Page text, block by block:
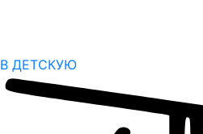
В ДЕТСКУЮ